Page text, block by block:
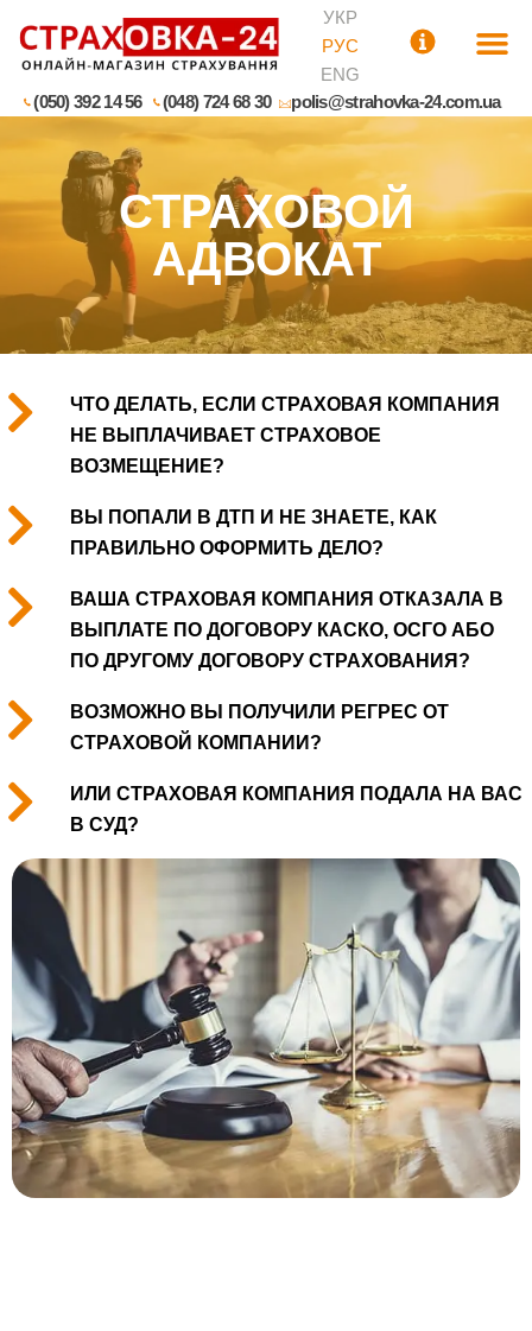
УКР
РУС
ENG
(050) 392 14 56 (048) 724 68 30 polis@strahovka-24.com.ua
СТРАХОВОЙ
АДВОКАТ
ЧТО ДЕЛАТЬ, ЕСЛИ СТРАХОВАЯ КОМПАНИЯ
НЕ ВЫПЛАЧИВАЕТ СТРАХОВОЕ
ВОЗМЕЩЕНИЕ?
ВЫ ПОПАЛИ В ДТП И НЕ ЗНАЕТЕ, КАК
ПРАВИЛЬНО ОФОРМИТЬ ДЕЛО?
ВАША СТРАХОВАЯ КОМПАНИЯ ОТКАЗАЛА В
ВЫПЛАТЕ ПО ДОГОВОРУ КАСКО, ОСГО АБО
ПО ДРУГОМУ ДОГОВОРУ СТРАХОВАНИЯ?
ВОЗМОЖНО ВЫ ПОЛУЧИЛИ РЕГРЕС ОТ
СТРАХОВОЙ КОМПАНИИ?
ИЛИ СТРАХОВАЯ КОМПАНИЯ ПОДАЛА НА ВАС
В СУД?